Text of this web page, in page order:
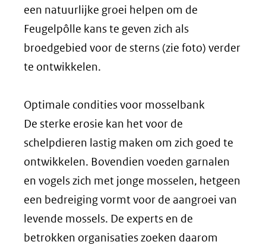
een natuurlijke groei helpen om de
Feugelpôlle kans te geven zich als
broedgebied voor de sterns (zie foto) verder
te ontwikkelen.
Optimale condities voor mosselbank
De sterke erosie kan het voor de
schelpdieren lastig maken om zich goed te
ontwikkelen. Bovendien voeden garnalen
en vogels zich met jonge mosselen, hetgeen
een bedreiging vormt voor de aangroei van
levende mossels. De experts en de
betrokken organisaties zoeken daarom